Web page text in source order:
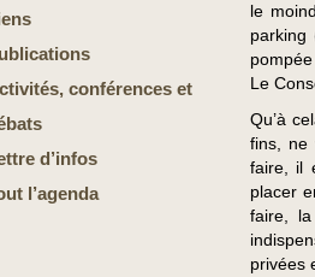
conférences et
d’infos
l’agenda
le
parking
pompée
Le
Qu’à
fins, ne
faire, il
placer
faire,
privées